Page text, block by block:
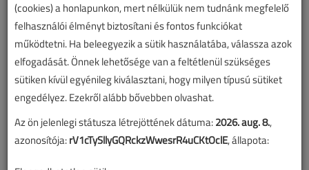
(cookies) a honlapunkon, mert nélkülük nem tudnánk megfelelő
felhasználói élményt biztosítani és fontos funkciókat
működtetni. Ha beleegyezik a sütik használatába, válassza azok
elfogadását. Önnek lehetősége van a feltétlenül szükséges
sütiken kívül egyénileg kiválasztani, hogy milyen típusú sütiket
engedélyez. Ezekről alább bővebben olvashat.
Az ön jelenlegi státusza létrejöttének dátuma:2026. aug. 8.,
azonosítója:rV1cTySllyGQRckzWwesrR4uCKtOclE, állapota: